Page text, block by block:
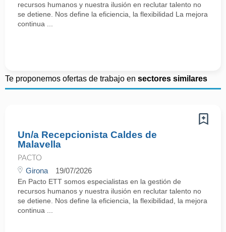
recursos humanos y nuestra ilusión en reclutar talento no
se detiene. Nos define la eficiencia, la flexibilidad La mejora
continua ...
Te proponemos ofertas de trabajo en sectores similares
Un/a Recepcionista Caldes de
Malavella
PACTO
Girona 19/07/2026
En Pacto ETT somos especialistas en la gestión de
recursos humanos y nuestra ilusión en reclutar talento no
se detiene. Nos define la eficiencia, la flexibilidad, la mejora
continua ...